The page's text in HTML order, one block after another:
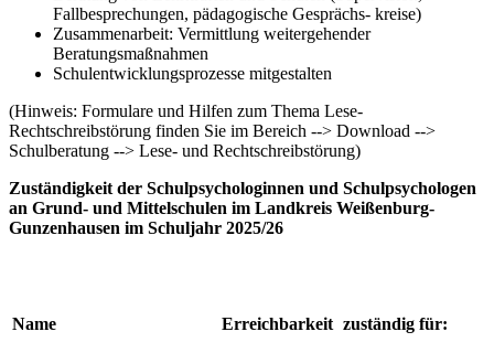
Fallbesprechungen, pädagogische Gesprächs- kreise)
Zusammenarbeit: Vermittlung weitergehender
Beratungsmaßnahmen
Schulentwicklungsprozesse mitgestalten
(Hinweis: Formulare und Hilfen zum Thema Lese-
Rechtschreibstörung finden Sie im Bereich --> Download -->
Schulberatung --> Lese- und Rechtschreibstörung)
Zuständigkeit der Schulpsychologinnen und Schulpsychologen
an Grund- und Mittelschulen im Landkreis Weißenburg-
Gunzenhausen im Schuljahr 2025/26
Name Erreichbarkeit zuständig für: